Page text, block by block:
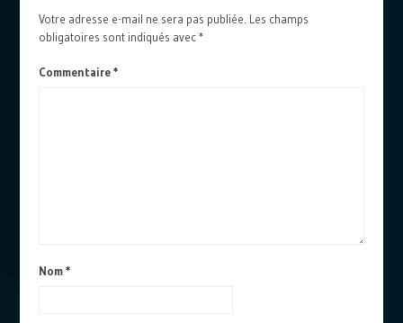
Votre adresse e-mail ne sera pas publiée. Les champs
obligatoires sont indiqués avec*
Commentaire*
Nom*